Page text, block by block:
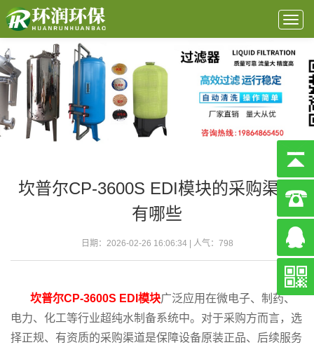
坎普尔CP-3600S EDI模块的采购渠道
有哪些
日期：2026-02-26 16:06:34 | 人气： 798
坎普尔CP-3600S EDI模块广泛应用在微电子、制药、
电力、化工等行业超纯水制备系统中。对于采购方而言，选
择正规、有资质的采购渠道是保障设备原装正品、后续服务